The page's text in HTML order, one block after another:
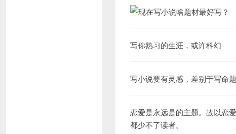
写你熟习的生涯，或许科幻
写小说要有灵感，差别于写命
恋爱是永远是的主题。故以恋
都少不了读者。